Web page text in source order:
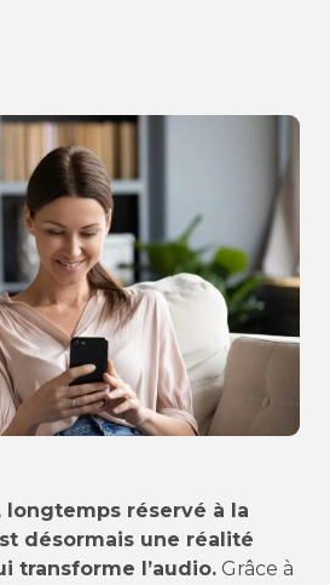
longtemps réservé à la
désormais une réalité
transforme l’audio. Grâce à